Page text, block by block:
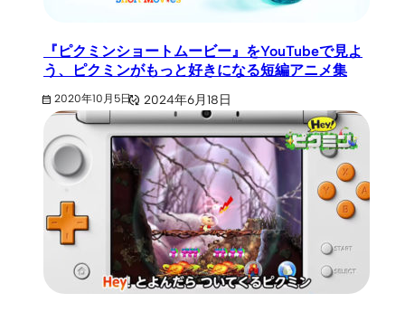
『ピクミンショートムービー』をYouTubeで見よ
う、ピクミンがもっと好きになる短編アニメ集
2020年10月5日 2024年6月18日